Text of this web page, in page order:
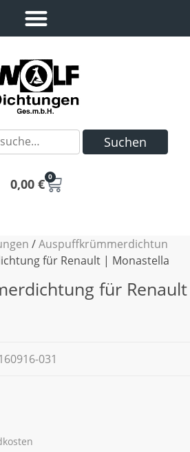
Suchen
0,00 € 0
/Auspuffkrümmerdichtun
für Renault | Monastella
für Renault
031